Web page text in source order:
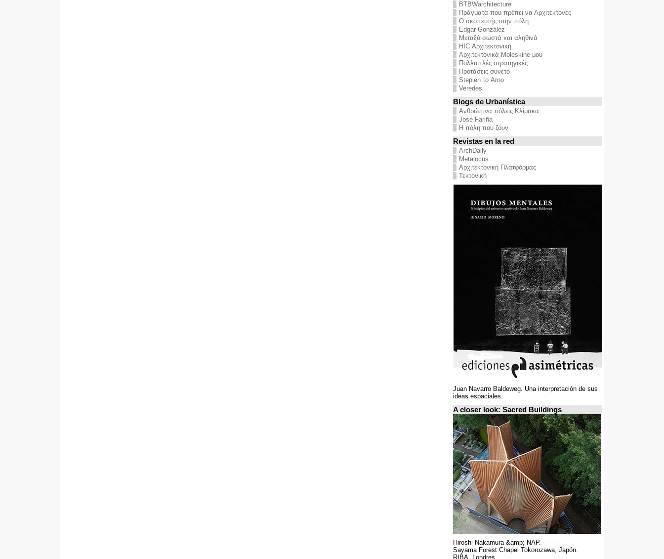
BTBWarchitecture
Πράγματα που πρέπει να Αρχιτέκτονες
Ο σκοπευτής στην πόλη
Edgar González
Μεταξύ σωστά και αληθινά
HIC Αρχιτεκτονική
Αρχιτεκτονικά Moleskine μου
Πολλαπλές στρατηγικές
Προτάσεις συνετό
Stepien το Arno
Veredes
Blogs de Urbanística
Ανθρώπινα πόλεις Κλίμακα
José Fariña
Η πόλη που ζουν
Revistas en la red
ArchDaily
Metalocus
Αρχιτεκτονική Πλατφόρμας
Τεκτονική
Juan Navarro Baldeweg. Una interpretación de sus
ideas espaciales.
A closer look: Sacred Buildings
Hiroshi Nakamura &amp; NAP.
Sayama Forest Chapel Tokorozawa, Japón.
RIBA, Londres.